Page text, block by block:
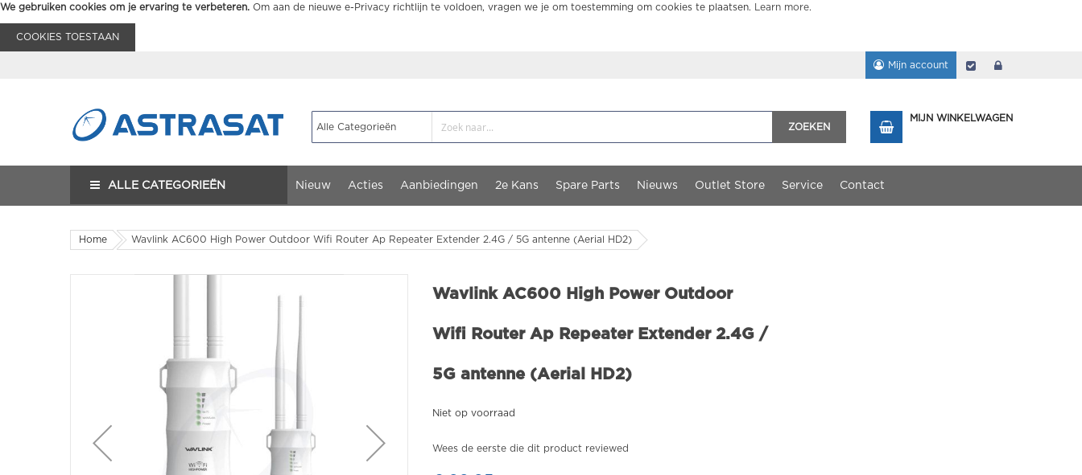
We gebruiken cookies om je ervaring te verbeteren. Om aan de nieuwe e-Privacy richtlijn te voldoen, vragen we je om toestemming om cookies te plaatsen. Learn more.
COOKIES TOESTAAN
Mijn account Afrekenen
ZOEKEN
MIJN WINKELWAGEN
ALLE CATEGORIEËN Nieuw Acties Aanbiedingen 2e Kans Spare Parts Nieuws Outlet Store Service Contact
Home Wavlink AC600 High Power Outdoor Wifi Router Ap Repeater Extender 2.4G / 5G antenne (Aerial HD2)
Wavlink AC600 High Power Outdoor
Wifi Router Ap Repeater Extender 2.4G /
5G antenne (Aerial HD2)
Niet op voorraad
Wees de eerste die dit product reviewed